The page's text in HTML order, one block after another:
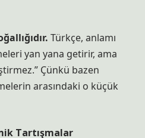
Türkçe, anlamı
yan yana getirir, ama
Çünkü bazen
arasındaki o küçük
Tartışmalar